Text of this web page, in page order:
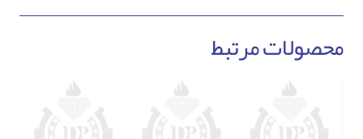
محصولات مرتبط